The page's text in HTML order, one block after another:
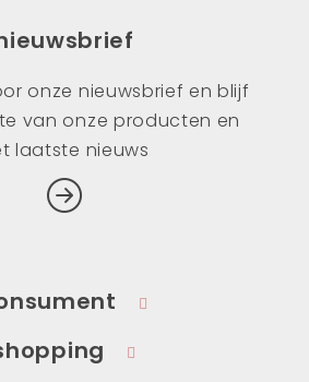
onze nieuwsbrief en blijf
van onze producten en
laatste nieuws